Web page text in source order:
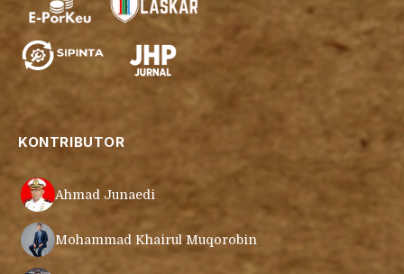
KONTRIBUTOR
Ahmad Junaedi
Mohammad Khairul Muqorobin